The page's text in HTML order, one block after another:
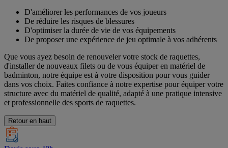
D'améliorer les performances de vos joueurs
De réduire les risques de blessures
D'optimiser la durée de vie de vos équipements
De proposer une expérience de jeu optimale à vos adhérents
Que vous ayez besoin de renouveler votre stock de raquettes,
d'installer de nouveaux filets ou de vous équiper en matériel de
badminton, notre équipe est à votre disposition pour vous guider
dans vos choix. Faites confiance à notre expertise pour équiper votre
structure avec du matériel de qualité, adapté à une pratique intensive
et professionnelle des sports de raquettes.
Retour en haut